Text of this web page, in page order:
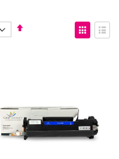
Fijar
Ver
como